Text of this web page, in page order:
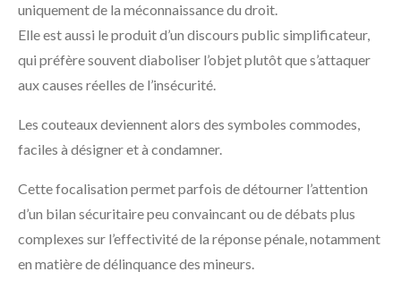
uniquement de la méconnaissance du droit.
Elle est aussi le produit d’un discours public simplificateur,
qui préfère souvent diaboliser l’objet plutôt que s’attaquer
aux causes réelles de l’insécurité.
Les couteaux deviennent alors des symboles commodes,
faciles à désigner et à condamner.
Cette focalisation permet parfois de détourner l’attention
d’un bilan sécuritaire peu convaincant ou de débats plus
complexes sur l’effectivité de la réponse pénale, notamment
en matière de délinquance des mineurs.